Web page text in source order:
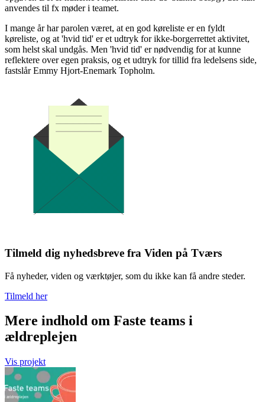
anvendes til fx møder i teamet.
I mange år har parolen været, at en god køreliste er en fyldt
køreliste, og at 'hvid tid' er et udtryk for ikke-borgerrettet aktivitet,
som helst skal undgås. Men 'hvid tid' er nødvendig for at kunne
reflektere over egen praksis, og et udtryk for tillid fra ledelsens side,
fastslår Emmy Hjort-Enemark Topholm.
Tilmeld dig nyhedsbreve fra Viden på Tværs
Få nyheder, viden og værktøjer, som du ikke kan få andre steder.
Tilmeld her
Mere indhold om Faste teams i
ældreplejen
Vis projekt